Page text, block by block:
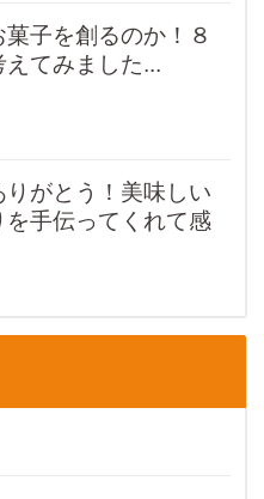
子を創るのか！８
えてみました...
りがとう！美味しい
を手伝ってくれて感